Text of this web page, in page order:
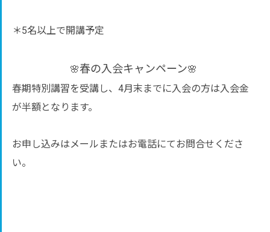
＊5名以上で開講予定
🌸春の入会キャンペーン🌸
春期特別講習を受講し、4月末までに入会の方は入会金
が半額となります。
お申し込みはメールまたはお電話にてお問合せくださ
い。